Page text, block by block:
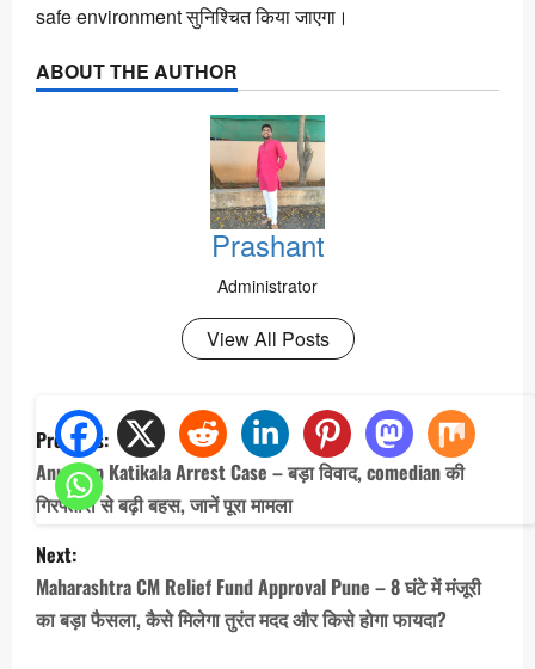
safe environment सुनिश्चित किया जाएगा।
ABOUT THE AUTHOR
Prashant
Administrator
View All Posts
P
o
s
t
n
a
Previous:
Anudeep Katikala Arrest Case – बड़ा विवाद, comedian की
गिरफ्तारी से बढ़ी बहस, जानें पूरा मामला
Next:
Maharashtra CM Relief Fund Approval Pune – 8 घंटे में मंजूरी
का बड़ा फैसला, कैसे मिलेगा तुरंत मदद और किसे होगा फायदा?